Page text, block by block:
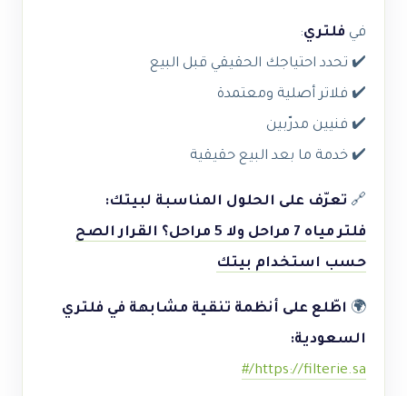
في فلتري:
✔️ تحدد احتياجك الحقيقي قبل البيع
✔️ فلاتر أصلية ومعتمدة
✔️ فنيين مدرّبين
✔️ خدمة ما بعد البيع حقيقية
🔗 تعرّف على الحلول المناسبة لبيتك:
فلتر مياه 7 مراحل ولا 5 مراحل؟ القرار الصح
حسب استخدام بيتك
🌍 اطّلع على أنظمة تنقية مشابهة في فلتري
السعودية:
https://filterie.sa/#